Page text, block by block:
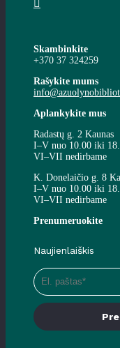
Skambinkite
+370 37 324259
Rašykite mums
Aplankykite mus
Radastų g. 2 Kaunas
I–V nuo 10.00 iki
VI–VII nedirbame
K. Donelaičio g. 8
I–V nuo 10.00 iki
VI–VII nedirbame
Prenumeruokite
Naujienlaiškis